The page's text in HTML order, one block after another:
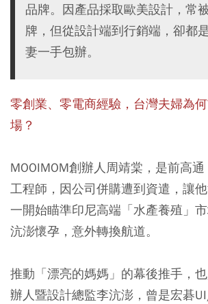
品牌。因產品採取歐美設計，常
牌，但從設計端到行銷端，卻都
妻一手包辦。
零創業、零電商經驗，台灣夫婦為
場？
MOOIMOM創辦人周靖棠，是前高通
工程師，因公司併購遭到資遣，讓他
一開始瞄準印尼高端「水產養殖」
沆澎懷孕，意外轉換航道。
推動「漂亮的媽媽」的幕後推手，
辦人暨設計總監李沆澎，曾是宏碁